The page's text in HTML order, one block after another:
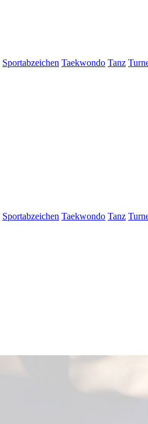
Sportabzeichen Taekwondo Tanz
Sportabzeichen Taekwondo Tanz